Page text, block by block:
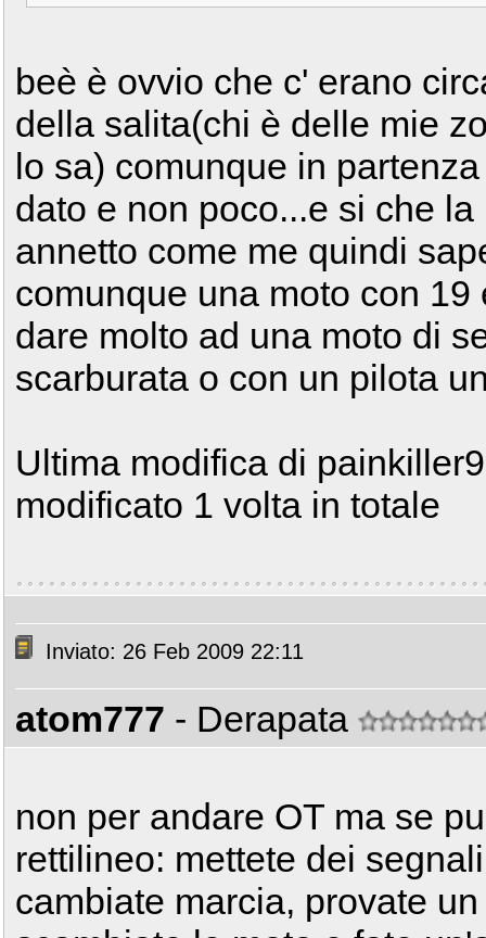
beè è ovvio che c' erano
della salita(chi è delle mie
lo sa) comunque in
dato e non poco...e si che
annetto come me quindi
comunque una moto con
dare molto ad una moto di
scarburata o con un pilota
Ultima modifica di
modificato 1 volta in totale
Inviato: 26 Feb 2009 22:11
atom777 - Derapata
non per andare OT ma se
rettilineo: mettete dei
cambiate marcia, provate